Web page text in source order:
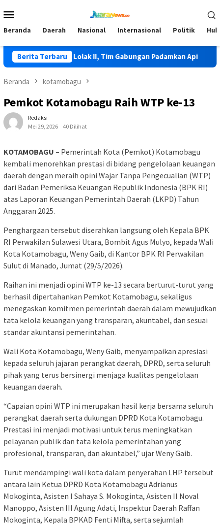
ke
Mobile
Beranda Daerah Nasional Internasional Politik
Berita Terbaru
Terjadi di Lolak II, Tim Gabungan Padamkan Api
Beranda kotamobagu
Pemkot Kotamobagu Raih WTP ke-13
Redaksi
Mei 29, 2026
40 Dilihat
KOTAMOBAGU – Pemerintah Kota (Pemkot) Kotamobagu
kembali menorehkan prestasi di bidang pengelolaan keuangan
daerah dengan meraih opini Wajar Tanpa Pengecualian (WTP)
dari Badan Pemeriksa Keuangan Republik Indonesia (BPK RI)
atas Laporan Keuangan Pemerintah Daerah (LKPD) Tahun
Anggaran 2025.
Penghargaan tersebut diserahkan langsung oleh Kepala BPK
RI Perwakilan Sulawesi Utara, Bombit Agus Mulyo, kepada Wali
Kota Kotamobagu, Weny Gaib, di Kantor BPK RI Perwakilan
Sulut di Manado, Jumat (29/5/2026).
Raihan ini menjadi opini WTP ke-13 secara berturut-turut yang
berhasil dipertahankan Pemkot Kotamobagu, sekaligus
menegaskan komitmen pemerintah daerah dalam mewujudkan
tata kelola keuangan yang transparan, akuntabel, dan sesuai
standar akuntansi pemerintahan.
Wali Kota Kotamobagu, Weny Gaib, menyampaikan apresiasi
kepada seluruh jajaran perangkat daerah, DPRD, serta seluruh
pihak yang terus bersinergi menjaga kualitas pengelolaan
keuangan daerah.
“Capaian opini WTP ini merupakan hasil kerja bersama seluruh
perangkat daerah serta dukungan DPRD Kota Kotamobagu.
Prestasi ini menjadi motivasi untuk terus meningkatkan
pelayanan publik dan tata kelola pemerintahan yang
profesional, transparan, dan akuntabel,” ujar Weny Gaib.
Turut mendampingi wali kota dalam penyerahan LHP tersebut
antara lain Ketua DPRD Kota Kotamobagu Adrianus
Mokoginta, Asisten I Sahaya S. Mokoginta, Asisten II Noval
Manoppo, Asisten III Agung Adati, Inspektur Daerah Raffan
Mokoginta, Kepala BPKAD Fenti Mifta, serta sejumlah